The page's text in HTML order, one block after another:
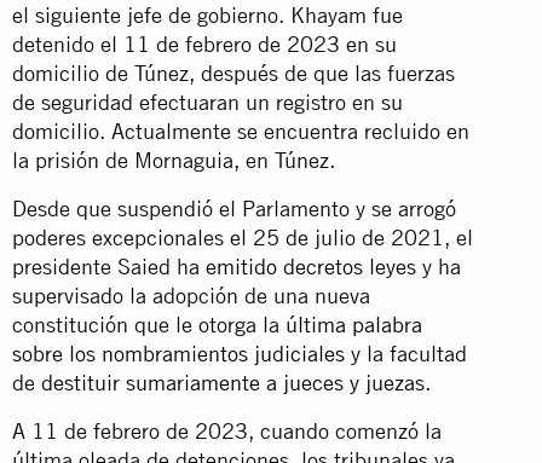
el siguiente jefe de gobierno. Khayam fue
detenido el 11 de febrero de 2023 en su
domicilio de Túnez, después de que las fuerzas
de seguridad efectuaran un registro en su
domicilio. Actualmente se encuentra recluido en
la prisión de Mornaguia, en Túnez.
Desde que suspendió el Parlamento y se arrogó
poderes excepcionales el 25 de julio de 2021, el
presidente Saied ha emitido decretos leyes y ha
supervisado la adopción de una nueva
constitución que le otorga la última palabra
sobre los nombramientos judiciales y la facultad
de destituir sumariamente a jueces y juezas.
A 11 de febrero de 2023, cuando comenzó la